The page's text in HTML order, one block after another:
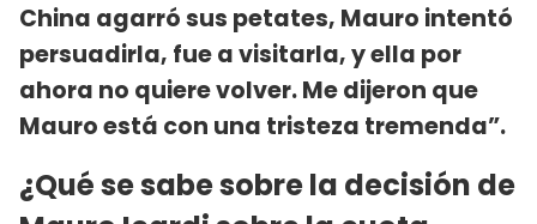
China agarró sus petates, Mauro intentó
persuadirla, fue a visitarla, y ella por
ahora no quiere volver. Me dijeron que
Mauro está con una tristeza tremenda”.
¿Qué se sabe sobre la decisión de